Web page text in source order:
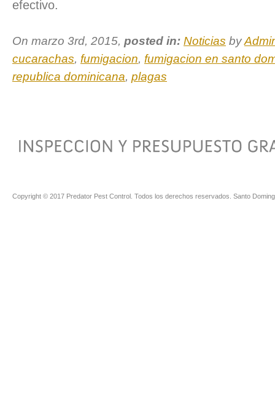
efectivo.
On marzo 3rd, 2015, posted in: Noticias by
cucarachas, fumigacion, fumigacion en santo
republica dominicana, plagas
Copyright © 2017 Predator Pest Control. Todos los derechos reservados. Santo